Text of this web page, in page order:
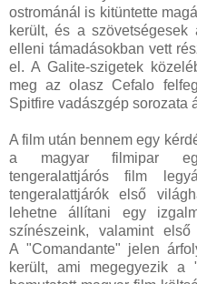
ostrománál is kitüntette
került, és a szövetségesek
elleni támadásokban vett
el. A Galite-szigetek
meg az olasz Cefalo
Spitfire vadászgép sorozata
A film után bennem egy
a magyar filmipar
tengeralattjárós film
tengeralattjárók első
lehetne állítani egy
színészeink, valamint első
A "Comandante" jelen
került, ami megegyezik a